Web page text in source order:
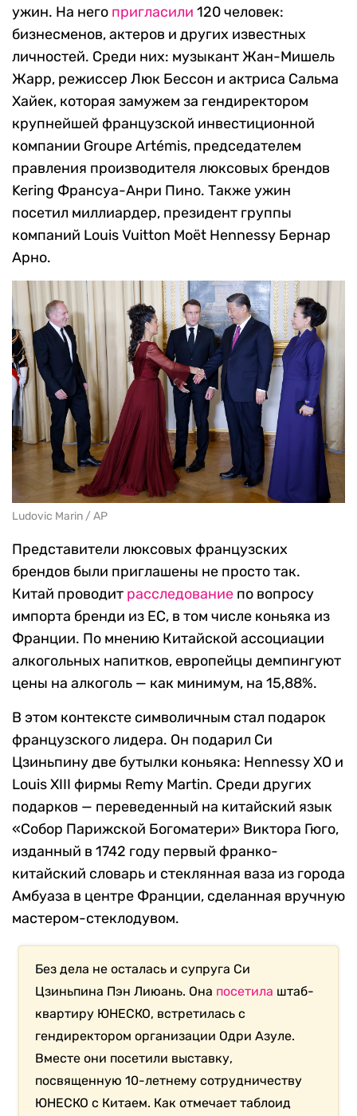
ужин. На него пригласили 120 человек:
бизнесменов, актеров и других известных
личностей. Среди них: музыкант Жан-Мишель
Жарр, режиссер Люк Бессон и актриса Сальма
Хайек, которая замужем за гендиректором
крупнейшей французской инвестиционной
компании Groupe Artémis, председателем
правления производителя люксовых брендов
Kering Франсуа-Анри Пино. Также ужин
посетил миллиардер, президент группы
компаний Louis Vuitton Moët Hennessy Бернар
Арно.
Ludovic Marin / AP
Представители люксовых французских
брендов были приглашены не просто так.
Китай проводит расследование по вопросу
импорта бренди из ЕС, в том числе коньяка из
Франции. По мнению Китайской ассоциации
алкогольных напитков, европейцы демпингуют
цены на алкоголь — как минимум, на 15,88%.
В этом контексте символичным стал подарок
французского лидера. Он подарил Си
Цзиньпину две бутылки коньяка: Hennessy XO и
Louis XIII фирмы Remy Martin. Среди других
подарков — переведенный на китайский язык
«Собор Парижской Богоматери» Виктора Гюго,
изданный в 1742 году первый франко-
китайский словарь и стеклянная ваза из города
Амбуаза в центре Франции, сделанная вручную
мастером-стеклодувом.
Без дела не осталась и супруга Си
Цзиньпина Пэн Лиюань. Она посетила штаб-
квартиру ЮНЕСКО, встретилась с
гендиректором организации Одри Азуле.
Вместе они посетили выставку,
посвященную 10-летнему сотрудничеству
ЮНЕСКО с Китаем. Как отмечает таблоид